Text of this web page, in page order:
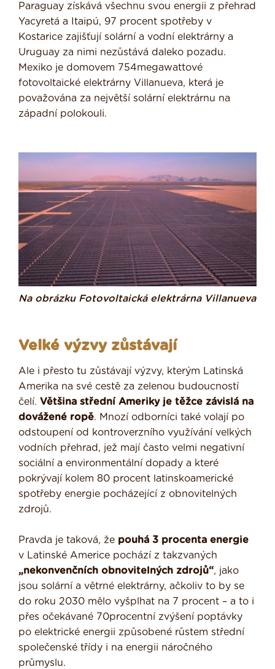
Paraguay získává všechnu svou energii z přehrad
Yacyretá a Itaipú, 97 procent spotřeby v
Kostarice zajišťují solární a vodní elektrárny a
Uruguay za nimi nezůstává daleko pozadu.
Mexiko je domovem 754megawattové
fotovoltaické elektrárny Villanueva, která je
považována za největší solární elektrárnu na
západní polokouli.
Na obrázku Fotovoltaická elektrárna Villanueva
Velké výzvy zůstávají
Ale i přesto tu zůstávají výzvy, kterým Latinská
Amerika na své cestě za zelenou budoucností
čelí. Většina střední Ameriky je těžce závislá na
dovážené ropě. Mnozí odborníci také volají po
odstoupení od kontroverzního využívání velkých
vodních přehrad, jež mají často velmi negativní
sociální a environmentální dopady a které
pokrývají kolem 80 procent latinskoamerické
spotřeby energie pocházející z obnovitelných
zdrojů.
Pravda je taková, že pouhá 3 procenta energie
v Latinské Americe pochází z takzvaných
„nekonvenčních obnovitelných zdrojů“, jako
jsou solární a větrné elektrárny, ačkoliv to by se
do roku 2030 mělo vyšplhat na 7 procent – a to i
přes očekávané 70procentní zvýšení poptávky
po elektrické energii způsobené růstem střední
společenské třídy i na energii náročného
průmyslu.